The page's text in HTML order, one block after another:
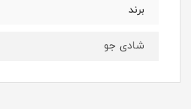
برند
شادی جو